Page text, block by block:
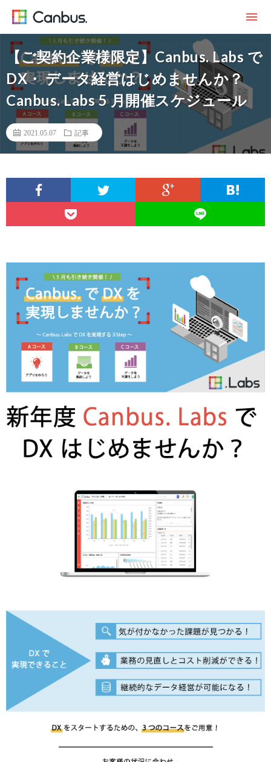
【ご契約企業様限定】Canbus. Labs で
DX・ データ経営はじめませんか？
Canbus. Labs 5 月開催スケジュール
2021.05.07 記事